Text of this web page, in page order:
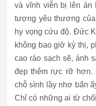
và vĩnh viễn bị lên án
tượng yêu thương
hy vọng cứu độ. Đức
không bao giờ kỳ thị,
cao ráo sạch sẽ, ánh
đẹp thêm rực rỡ hơn.
chỗ sình lầy nhơ bẩn
Chỉ có những ai từ